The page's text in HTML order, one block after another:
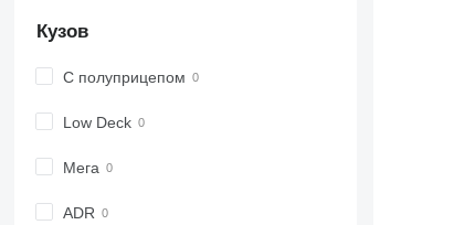
Кузов
С полуприцепом
Low Deck
Мега
ADR